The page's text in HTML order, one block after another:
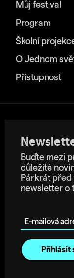
Můj festival
Program
Školní
O Jednom
Přístupnost
Buďte mezi
důležité
Párkrát před
newsletter o